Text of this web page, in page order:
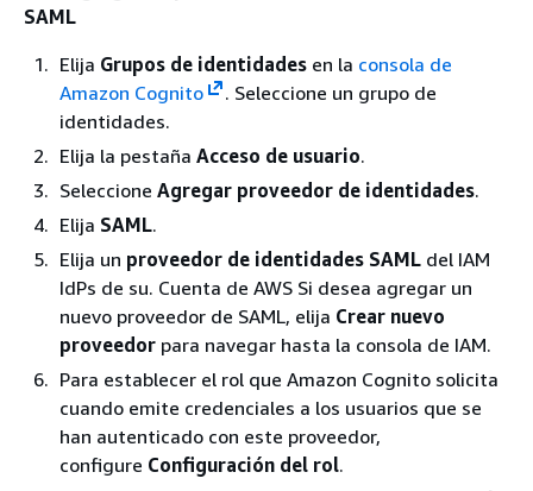
SAML
Elija Grupos de identidades en la consola de
Amazon Cognito
. Seleccione un grupo de
identidades.
Elija la pestaña Acceso de usuario.
Seleccione Agregar proveedor de identidades.
Elija SAML.
Elija un proveedor de identidades SAML del IAM
IdPs de su. Cuenta de AWS Si desea agregar un
nuevo proveedor de SAML, elija Crear nuevo
proveedor para navegar hasta la consola de IAM.
Para establecer el rol que Amazon Cognito solicita
cuando emite credenciales a los usuarios que se
han autenticado con este proveedor,
configure Configuración del rol.